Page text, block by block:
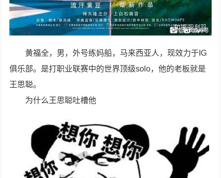
黄福全，男，外号练妈船，马来西亚人，现效力于IG
俱乐部。是打职业联赛中的世界顶级solo，他的老板就是
王思聪。
为什么王思聪吐槽他